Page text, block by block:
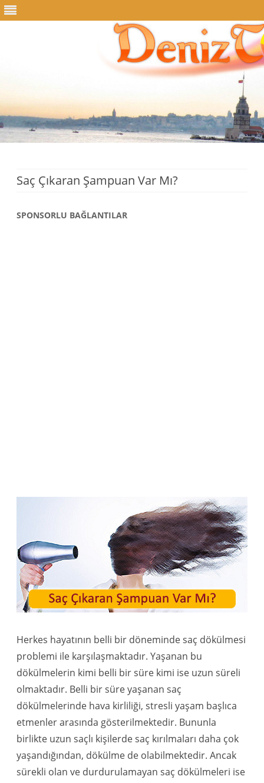
Saç Çıkaran Şampuan Var Mı?
SPONSORLU BAĞLANTILAR
Herkes hayatının belli bir döneminde saç dökülmesi
problemi ile karşılaşmaktadır. Yaşanan bu
dökülmelerin kimi belli bir süre kimi ise uzun süreli
olmaktadır. Belli bir süre yaşanan saç
dökülmelerinde hava kirliliği, stresli yaşam başlıca
etmenler arasında gösterilmektedir. Bununla
birlikte uzun saçlı kişilerde saç kırılmaları daha çok
yaşandığından, dökülme de olabilmektedir. Ancak
sürekli olan ve durdurulamayan saç dökülmeleri ise